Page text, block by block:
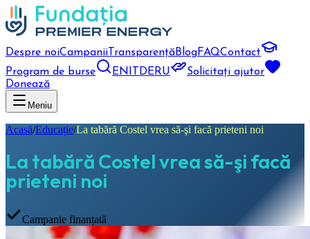
Despre noiCampanii TransparențăBlogFAQContact
Program de burse
EN DERU
Solicitați ajutor
Donează
Meniu
Acasă/Educație/La tabără Costel vrea să-şi facă prieteni noi
La tabără Costel vrea să-şi facă
prieteni noi
Campanie finanțată